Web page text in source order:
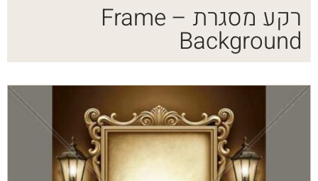
רקע מסגרת – Frame
Background